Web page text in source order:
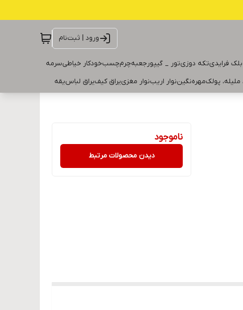
ورود | ثبت‌نام
فرایدیتکه دوزیتور _ گیپورجعبهچرمچسبخودکار خیاطیسرمه
پولکمهرهنگیننوار اریبنوار مغزییراق کیفیراق لباسیقه
ناموجود
دیدن محصولات مرتبط